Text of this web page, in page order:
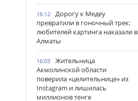
16:12
Дорогу к Медеу
превратили в гоночный трек:
любителей картинга наказали в
Алматы
16:03
Жительница
Акмолинской области
поверила «целительнице» из
Instagram и лишилась
миллионов тенге